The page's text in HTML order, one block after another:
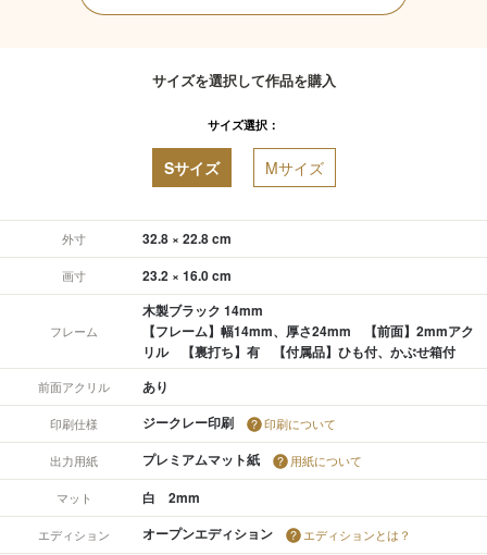
サイズを選択して作品を購入
サイズ選択：
Sサイズ Mサイズ
外寸 32.8 × 22.8 cm
画寸 23.2 × 16.0 cm
フレーム
木製ブラック 14mm
【フレーム】幅14mm、厚さ24mm 【前面】2mmアク
リル 【裏打ち】有 【付属品】ひも付、かぶせ箱付
前面アクリル あり
印刷仕様 ジークレー印刷 印刷について
出力用紙 プレミアムマット紙 用紙について
マット 白 2mm
エディション オープンエディション エディションとは？